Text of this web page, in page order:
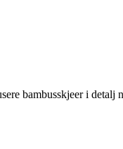
bambusskjeer i detalj